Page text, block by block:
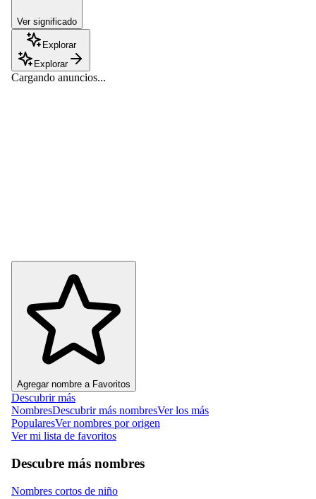
Ver significado
Explorar
Explorar
Cargando anuncios...
Agregar nombre a Favoritos
Descubrir más
NombresDescubrir más nombresVer los más
PopularesVer nombres por origen
Ver mi lista de favoritos
Descubre más nombres
Nombres cortos de niño